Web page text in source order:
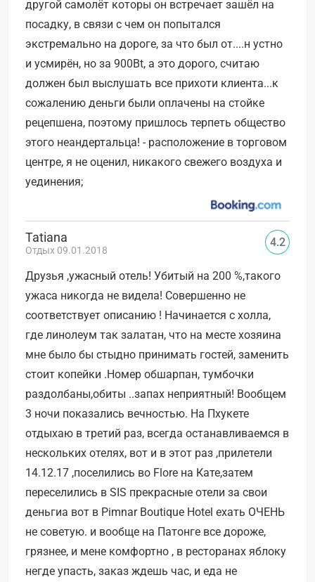
другой самолёт которы он встречает зашёл на
посадку, в связи с чем он попытался
экстремально на дороге, за что был от....н устно
и усмирён, но за 900Bt, а это дорого, считаю
должен был выслушать все прихоти клиента...к
сожалению деньги были оплачены на стойке
рецепшена, поэтому пришлось терпеть общество
этого неандертальца! - расположение в торговом
центре, я не оценил, никакого свежего воздуха и
уединения;
Tatiana
Отдых 09.01.2018
Друзья ,ужасный отель! Убитый на 200 %,такого
ужаса никогда не видела! Совершенно не
соответствует описанию ! Начинается с холла,
где линолеум так залатан, что на месте хозяина
мне было бы стыдно принимать гостей, заменить
стоит копейки .Номер обшарпан, тумбочки
раздолбаны,обиты ..запах неприятный! Вообщем
3 ночи показались вечностью. На Пхукете
отдыхаю в третий раз, всегда останавливаемся в
нескольких отелях, вот и в этот раз ,прилетели
14.12.17 ,поселились во Flore на Кате,затем
переселились в SIS прекрасные отели за свои
деньгиа вот в Pimnar Boutique Hotel ехать ОЧЕНЬ
не советую. и вообще на Патонге все дороже,
грязнее, и мене комфортно , в ресторанах яблоку
негде упасть, заказ ждешь час, и еда не
4.2